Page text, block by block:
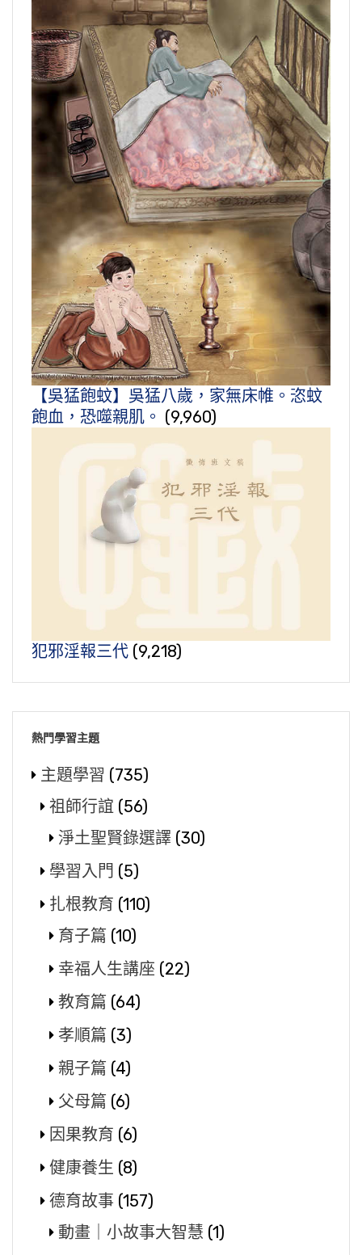
【吳猛飽蚊】吳猛八歲，家無床帷。恣蚊
飽血，恐噬親肌。 (9,960)
犯邪淫報三代 (9,218)
熱門學習主題
主題學習 (735)
祖師行誼 (56)
淨土聖賢錄選譯 (30)
學習入門 (5)
扎根教育 (110)
育子篇 (10)
幸福人生講座 (22)
教育篇 (64)
孝順篇 (3)
親子篇 (4)
父母篇 (6)
因果教育 (6)
健康養生 (8)
德育故事 (157)
動畫｜小故事大智慧 (1)